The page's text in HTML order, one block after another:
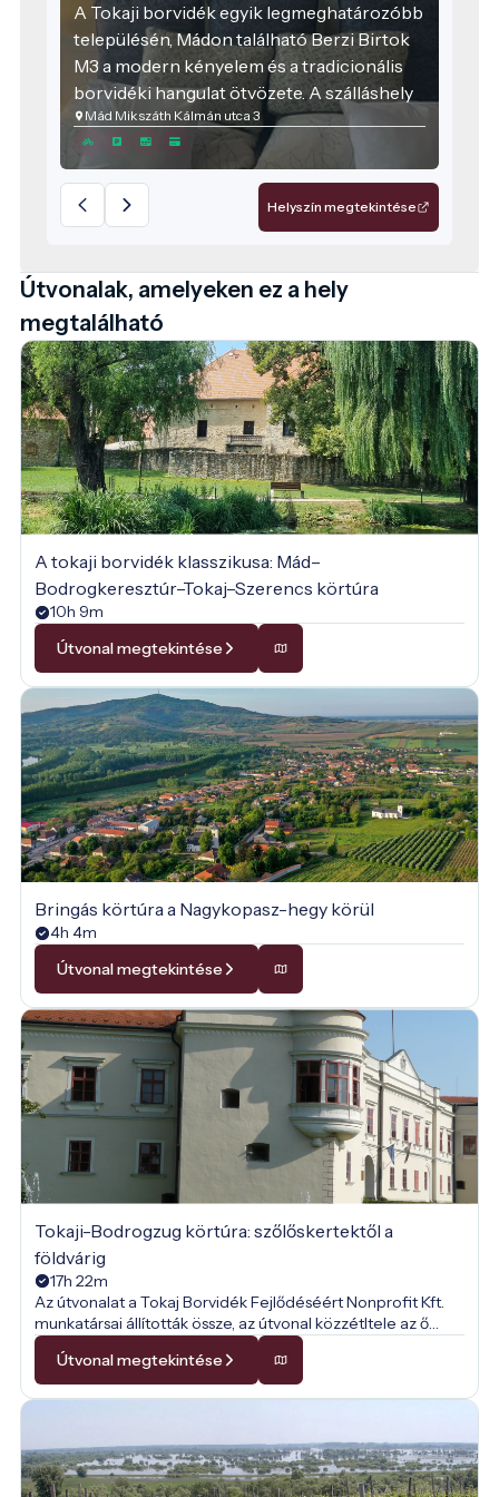
A Tokaji borvidék egyik legmeghatározóbb
településén, Mádon található Berzi Birtok
M3 a modern kényelem és a tradicionális
borvidéki hangulat ötvözete. A szálláshely
kialakításakor elsődleges szempont volt a
családok és baráti társaságok igényeinek
kiszolgálása, így az ingatlan tágas tereket és
magas minőségű szolgáltatásokat kínál a
pihenni vágyók számára.
Mád Mikszáth Kálmán utca 3
Helyszín megtekintése
Útvonalak, amelyeken ez a hely
megtalálható
A tokaji borvidék klasszikusa: Mád–
Bodrogkeresztúr–Tokaj–Szerencs körtúra
10h 9m
Útvonal megtekintése
Bringás körtúra a Nagykopasz-hegy körül
4h 4m
Útvonal megtekintése
Tokaji-Bodrogzug körtúra: szőlőskertektől a
földvárig
17h 22m
Az útvonalat a Tokaj Borvidék Fejlődéséért Nonprofit Kft.
munkatársai állították össze, az útvonal közzétltele az ő
engedélyükkel történt.
Útvonal megtekintése